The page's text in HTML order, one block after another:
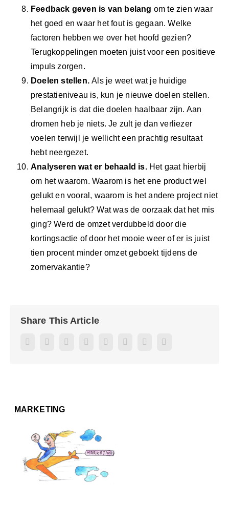
Feedback geven is van belang om te zien waar
het goed en waar het fout is gegaan. Welke
factoren hebben we over het hoofd gezien?
Terugkoppelingen moeten juist voor een positieve
impuls zorgen.
Doelen stellen.Als je weet wat je huidige
prestatieniveau is, kun je nieuwe doelen stellen.
Belangrijk is dat die doelen haalbaar zijn. Aan
dromen heb je niets. Je zult je dan verliezer
voelen terwijl je wellicht een prachtig resultaat
hebt neergezet.
Analyseren wat er behaald is. Het gaat hierbij
om het waarom. Waarom is het ene product wel
gelukt en vooral, waarom is het andere project niet
helemaal gelukt? Wat was de oorzaak dat het mis
ging? Werd de omzet verdubbeld door die
kortingsactie of door het mooie weer of er is juist
tien procent minder omzet geboekt tijdens de
zomervakantie?
Share This Article
FacebookTwitter Reddit LinkedInWhatsApp
Pinterest
MARKETING